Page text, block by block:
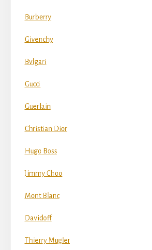
Burberry
Givenchy
Bvlgari
Gucci
Guerlain
Christian Dior
Hugo Boss
Jimmy Choo
Mont Blanc
Davidoff
Thierry Mugler